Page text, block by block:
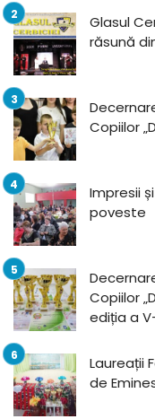
Glasul
răsună
Copiilor
Impresii
poveste
Copiilor
ediția a
Laureații
de